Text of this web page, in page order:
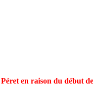
en raison du début